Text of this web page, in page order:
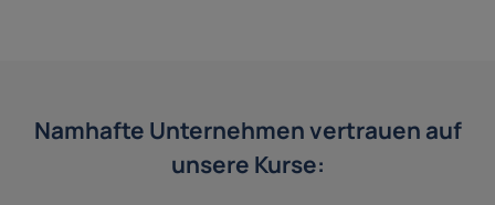
Namhafte Unternehmen vertrauen auf
unsere Kurse: